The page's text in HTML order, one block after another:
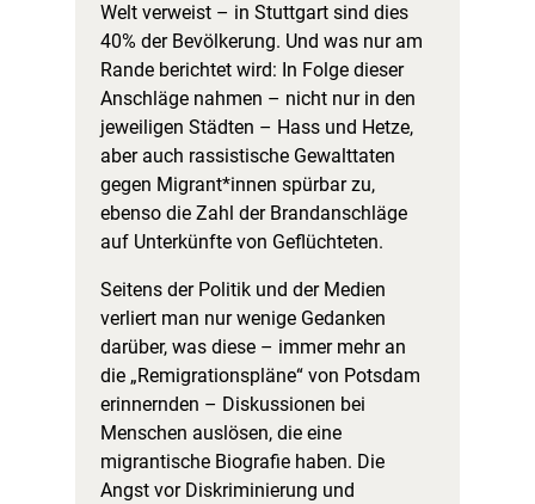
Welt verweist – in Stuttgart sind dies
40% der Bevölkerung. Und was nur am
Rande berichtet wird: In Folge dieser
Anschläge nahmen – nicht nur in den
jeweiligen Städten – Hass und Hetze,
aber auch rassistische Gewalttaten
gegen Migrant*innen spürbar zu,
ebenso die Zahl der Brandanschläge
auf Unterkünfte von Geflüchteten.
Seitens der Politik und der Medien
verliert man nur wenige Gedanken
darüber, was diese – immer mehr an
die „Remigrationspläne“ von Potsdam
erinnernden – Diskussionen bei
Menschen auslösen, die eine
migrantische Biografie haben. Die
Angst vor Diskriminierung und